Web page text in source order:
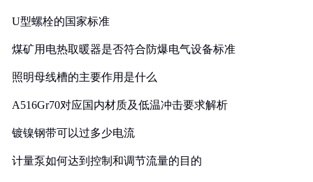
U型螺栓的国家标准
煤矿用电热取暖器是否符合防爆电气设备标准
照明母线槽的主要作用是什么
A516Gr70对应国内材质及低温冲击要求解析
镀镍钢带可以过多少电流
计量泵如何达到控制和调节流量的目的